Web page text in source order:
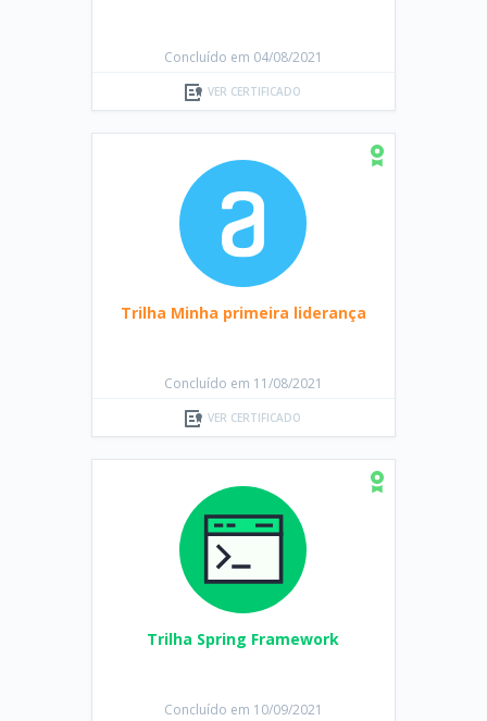
Concluído em 04/08/2021
VER CERTIFICADO
Trilha Minha primeira liderança
Concluído em 11/08/2021
VER CERTIFICADO
Trilha Spring Framework
Concluído em 10/09/2021